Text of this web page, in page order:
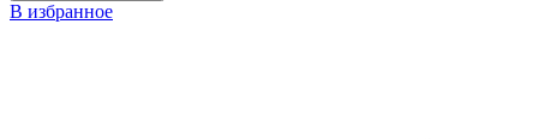
В избранное